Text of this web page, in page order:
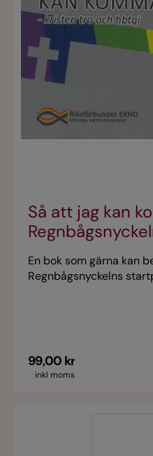
Så att jag kan
En bok som gärna kan
Regnbågsnyckelns
99,00 kr
inkl moms